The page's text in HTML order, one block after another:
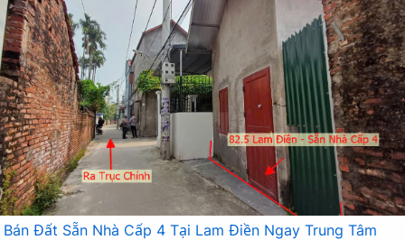
Bán Đất Sẵn Nhà Cấp 4 Tại Lam Điền Ngay Trung Tâm